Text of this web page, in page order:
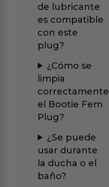
de lubricante
es compatible
con este
plug?
¿Cómo se
limpia
correctamente
el Bootie Fem
Plug?
¿Se puede
usar durante
la ducha o el
baño?